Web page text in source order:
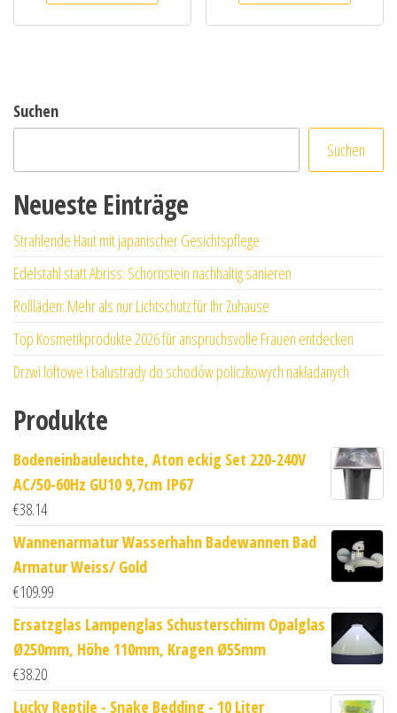
Suchen
Suchen
Neueste Einträge
Strahlende Haut mit japanischer Gesichtspflege
Edelstahl statt Abriss: Schornstein nachhaltig sanieren
Rollläden: Mehr als nur Lichtschutz für Ihr Zuhause
Top Kosmetikprodukte 2026 für anspruchsvolle Frauen entdecken
Drzwi loftowe i balustrady do schodów policzkowych nakładanych
Produkte
Bodeneinbauleuchte, Aton eckig Set 220-240V
AC/50-60Hz GU10 9,7cm IP67
€38.14
Wannenarmatur Wasserhahn Badewannen Bad
Armatur Weiss/ Gold
€109.99
Ersatzglas Lampenglas Schusterschirm Opalglas
Ø250mm, Höhe 110mm, Kragen Ø55mm
€38.20
Lucky Reptile - Snake Bedding - 10 Liter